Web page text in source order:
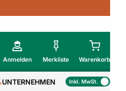
Anmelden Merkliste Warenkorb
Warenkorb
UNTERNEHMEN Inkl. MwSt.